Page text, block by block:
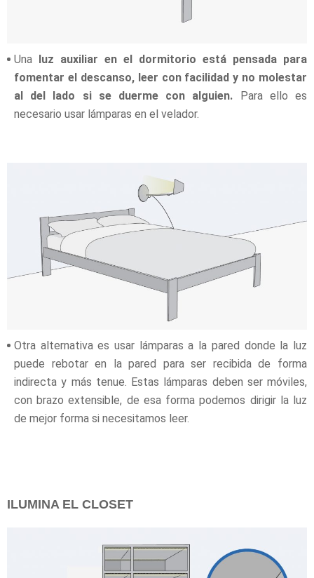
Una luz auxiliar en el dormitorio está pensada para
fomentar el descanso, leer con facilidad y no molestar
al del lado si se duerme con alguien. Para ello es
necesario usar lámparas en el velador.
Otra alternativa es usar lámparas a la pared donde la luz
puede rebotar en la pared para ser recibida de forma
indirecta y más tenue. Estas lámparas deben ser móviles,
con brazo extensible, de esa forma podemos dirigir la luz
de mejor forma si necesitamos leer.
ILUMINA EL CLOSET